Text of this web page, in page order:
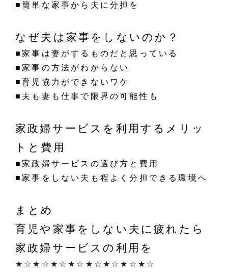
■簡単な家事から夫に分担を
なぜ夫は家事をしないのか？
■家事は妻がするものだと思っている
■家事の方法がわからない
■育児協力ができないワケ
■夫も妻も仕事で限界の可能性も
家政婦サービスを利用するメリッ
トと費用
■家政婦サービスの選び方と費用
■家事をしない夫も程よく分担できる環境へ
まとめ
育児や家事をしない夫に疲れたら
家政婦サービスの利用を
★☆★☆★☆★☆★☆★☆★☆★☆